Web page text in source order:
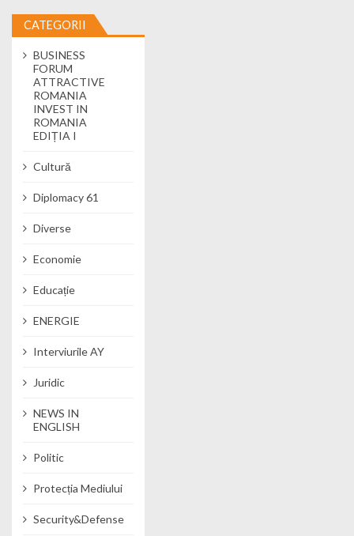
CATEGORII
BUSINESS
FORUM
ATTRACTIVE
ROMANIA
INVEST IN
ROMANIA
EDIȚIA I
Cultură
Diplomacy 61
Diverse
Economie
Educație
ENERGIE
Interviurile AY
Juridic
NEWS IN
ENGLISH
Politic
Protecția Mediului
Security&Defense